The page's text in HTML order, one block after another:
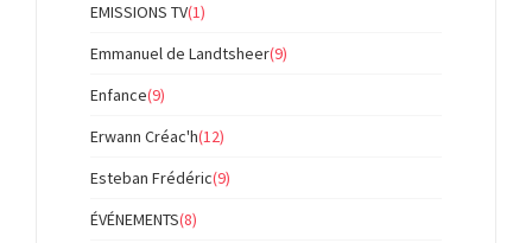
EMISSIONS TV(1)
Emmanuel de Landtsheer(9)
Enfance(9)
Erwann Créac'h(12)
Esteban Frédéric(9)
ÉVÉNEMENTS(8)